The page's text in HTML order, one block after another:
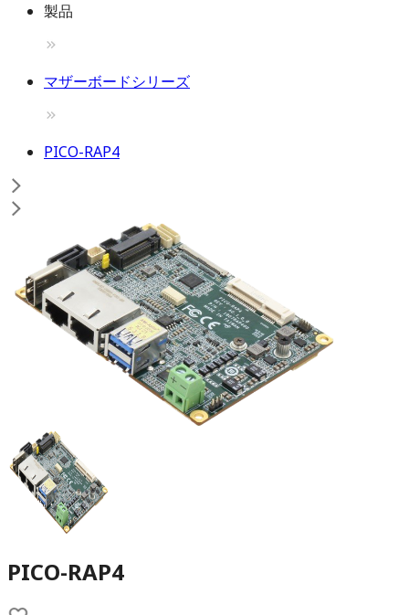
製品
マザーボードシリーズ
PICO-RAP4
PICO-RAP4